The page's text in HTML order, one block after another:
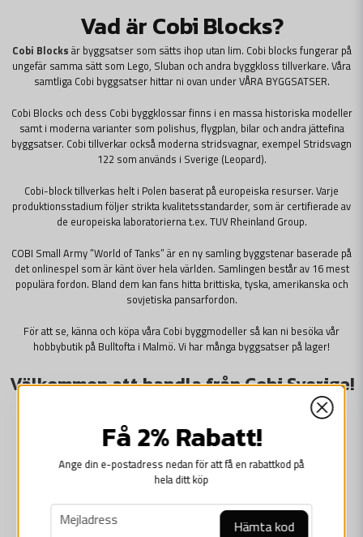
Vad är Cobi Blocks?
Cobi Blocks är byggsatser som sätts ihop utan lim. Cobi blocks fungerar på
ungefär samma sätt som Lego, Sluban och andra byggkloss tillverkare. Våra
samtliga Cobi byggsatser hittar ni ovan underVÅRA BYGGSATSER.
Cobi Blocks och dess Cobi byggklossar finns i en massa historiska modeller
samt i moderna varianter som polishus, flygplan, bilar och andra jättefina
byggsatser. Cobi tillverkar också moderna stridsvagnar, exempel Stridsvagn
122 som används i Sverige (Leopard).
Cobi-block tillverkas helt i Polen baserat på europeiska resurser. Varje
produktionsstadium följer strikta kvalitetsstandarder, som är certifierade av
de europeiska laboratorierna t.ex. TUV Rheinland Group.
COBI Small Army ”World of Tanks” är en ny samling byggstenar baserade på
det onlinespel som är känt över hela världen. Samlingen består av 16 mest
populära fordon. Bland dem kan fans hitta brittiska, tyska, amerikanska och
sovjetiska pansarfordon.
För att se, känna och köpa våra Cobi byggmodeller så kan ni besöka vår
hobbybutik på Bulltofta i Malmö. Vi har många byggsatser på lager!
Välkommen att handla från Cobi Sverige!
LEKSAKER & SAMLARPRYLAR
WW1
Få 2% Rabatt!
Ange din e-postadress nedan för att få en rabattkod på
hela ditt köp
email
Mejladress Hämta kod